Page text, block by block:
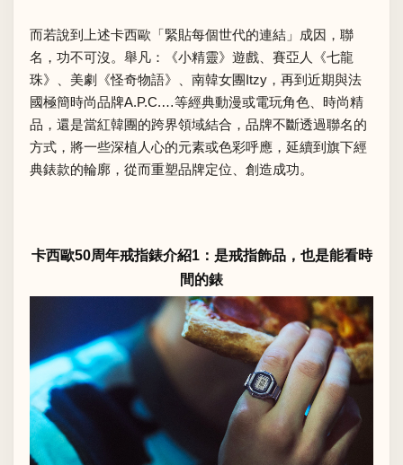
而若說到上述卡西歐「緊貼每個世代的連結」成因，聯
名，功不可沒。舉凡：《小精靈》遊戲、賽亞人《七龍
珠》、美劇《怪奇物語》、南韓女團Itzy，再到近期與法
國極簡時尚品牌A.P.C.…等經典動漫或電玩角色、時尚精
品，還是當紅韓團的跨界領域結合，品牌不斷透過聯名的
方式，將一些深植人心的元素或色彩呼應，延續到旗下經
典錶款的輪廓，從而重塑品牌定位、創造成功。
卡西歐50周年戒指錶介紹1：是戒指飾品，也是能看時
間的錶